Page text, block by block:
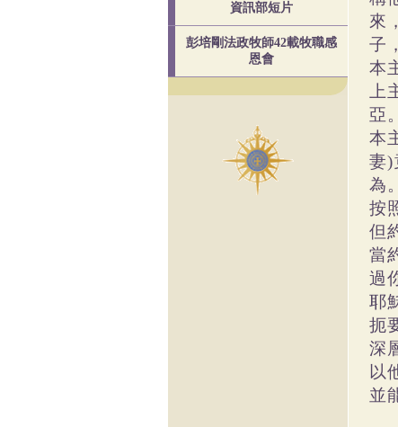
資訊部短片
彭培剛法政牧師42載牧職感
恩會
來
子
本
亞
本
妻)
為。
按
但
當
過
耶
扼
深
以
並